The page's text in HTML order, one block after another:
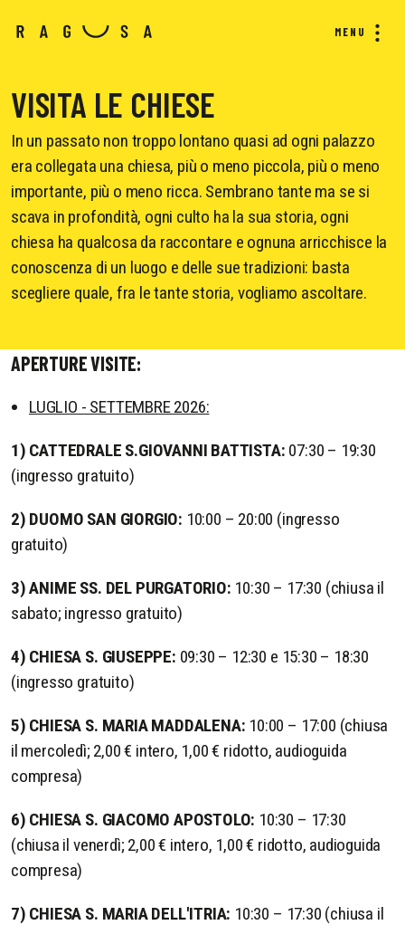
MENU
VISITA LE CHIESE
In un passato non troppo lontano quasi ad ogni palazzo
era collegata una chiesa, più o meno piccola, più o meno
importante, più o meno ricca. Sembrano tante ma se si
scava in profondità, ogni culto ha la sua storia, ogni
chiesa ha qualcosa da raccontare e ognuna arricchisce la
conoscenza di un luogo e delle sue tradizioni: basta
scegliere quale, fra le tante storia, vogliamo ascoltare.
APERTURE VISITE:
LUGLIO - SETTEMBRE 2026:
1) CATTEDRALE S.GIOVANNI BATTISTA: 07:30 – 19:30
(ingresso gratuito)
2) DUOMO SAN GIORGIO: 10:00 – 20:00 (ingresso
gratuito)
3) ANIME SS. DEL PURGATORIO: 10:30 – 17:30 (chiusa il
sabato; ingresso gratuito)
4) CHIESA S. GIUSEPPE: 09:30 – 12:30 e 15:30 – 18:30
(ingresso gratuito)
5) CHIESA S. MARIA MADDALENA: 10:00 – 17:00 (chiusa
il mercoledì; 2,00 € intero, 1,00 € ridotto, audioguida
compresa)
6) CHIESA S. GIACOMO APOSTOLO: 10:30 – 17:30
(chiusa il venerdì; 2,00 € intero, 1,00 € ridotto, audioguida
compresa)
7) CHIESA S. MARIA DELL'ITRIA: 10:30 – 17:30 (chiusa il